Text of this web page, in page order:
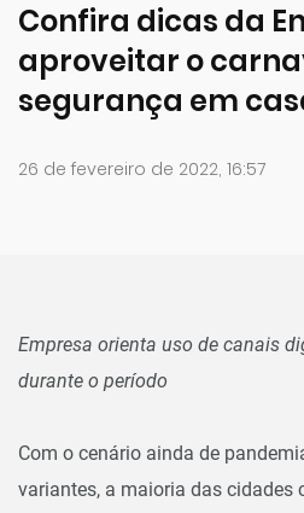
Confira dicas da
aproveitar o
segurança em
26 de fevereiro de 2022, 16:57
Empresa orienta uso de canais
durante o período
Com o cenário ainda de
variantes, a maioria das cidades